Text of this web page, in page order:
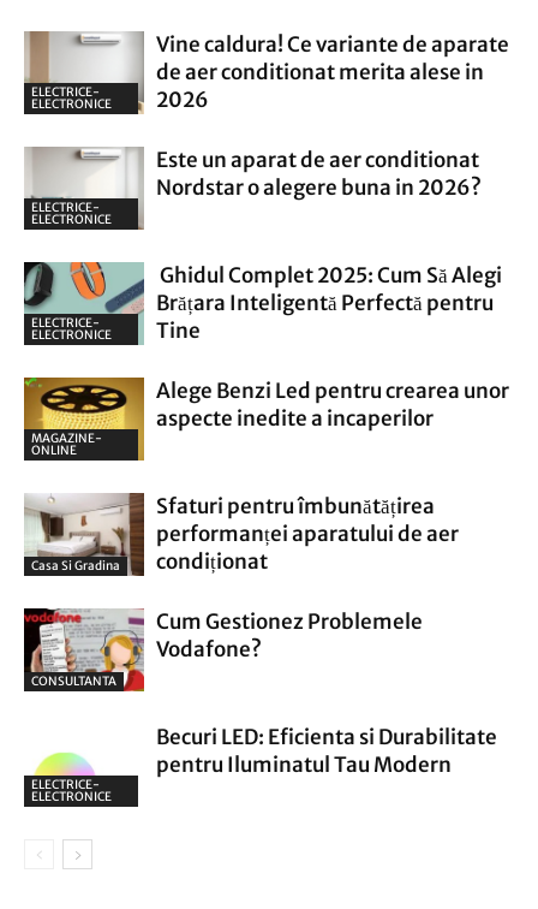
ELECTRICE-
ELECTRONICE
Vine caldura! Ce variante de aparate
de aer conditionat merita alese in
2026
ELECTRICE-
ELECTRONICE
Este un aparat de aer conditionat
Nordstar o alegere buna in 2026?
ELECTRICE-
ELECTRONICE
Ghidul Complet 2025: Cum Să Alegi
Brățara Inteligentă Perfectă pentru
Tine
MAGAZINE-
ONLINE
Alege Benzi Led pentru crearea unor
aspecte inedite a incaperilor
Casa Si Gradina
Sfaturi pentru îmbunătățirea
performanței aparatului de aer
condiționat
CONSULTANTA
Cum Gestionez Problemele
Vodafone?
ELECTRICE-
ELECTRONICE
Becuri LED: Eficienta si Durabilitate
pentru Iluminatul Tau Modern